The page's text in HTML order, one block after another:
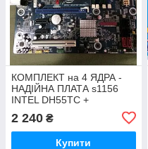
КОМПЛЕКТ на 4 ЯДРА -
НАДІЙНА ПЛАТА s1156
INTEL DH55TC +
Процесор Intel CORE I5-
750 ( 4 по 2,7 Ghz) LGA
1156
2 240 ₴
Купити